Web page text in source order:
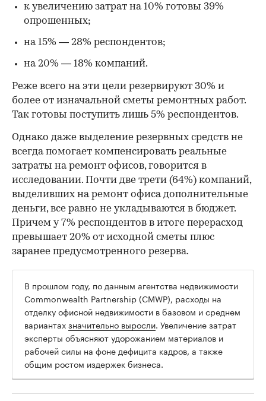
к увеличению затрат на 10% готовы 39%
опрошенных;
на 15% — 28% респондентов;
на 20% — 18% компаний.
Реже всего на эти цели резервируют 30% и
более от изначальной сметы ремонтных работ.
Так готовы поступить лишь 5% респондентов.
Однако даже выделение резервных средств не
всегда помогает компенсировать реальные
затраты на ремонт офисов, говорится в
исследовании. Почти две трети (64%) компаний,
выделивших на ремонт офиса дополнительные
деньги, все равно не укладываются в бюджет.
Причем у 7% респондентов в итоге перерасход
превышает 20% от исходной сметы плюс
заранее предусмотренного резерва.
В прошлом году, по данным агентства недвижимости
Commonwealth Partnership (CMWP), расходы на
отделку офисной недвижимости в базовом и среднем
вариантахзначительно выросли. Увеличение затрат
эксперты объясняют удорожанием материалов и
рабочей силы на фоне дефицита кадров, а также
общим ростом издержек бизнеса.